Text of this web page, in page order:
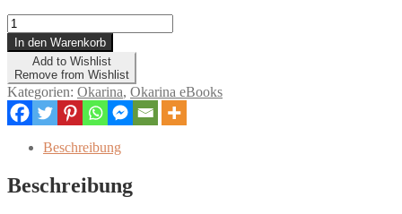
6-
Loch
Okarina
Songbook
–
26
Seemannslieder
–
In den Warenkorb
Add to Wishlist
Remove from Wishlist
Kategorien: Okarina, Okarina eBooks
Beschreibung
Beschreibung